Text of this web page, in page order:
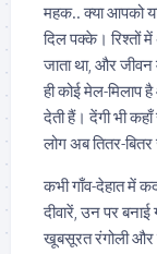
महक.. क्या आपको
दिल पक्के। रिश्तों
जाता था, और
ही कोई मेल-मिलाप
देती हैं। देंगी भी
लोग अब तितर-
कभी गाँव-देहात में
दीवारें, उन पर
खूबसूरत रंगोली और